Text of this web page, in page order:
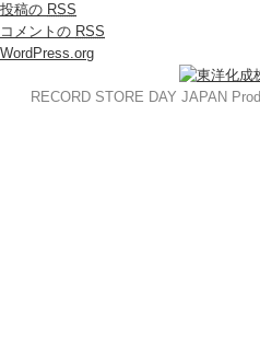
投稿の RSS
コメントの RSS
WordPress.org
RECORD STORE DAY JAPAN